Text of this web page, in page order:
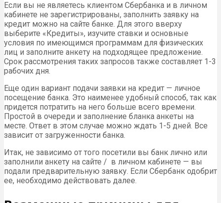
Если вы не являетесь клиентом Сбербанка и в личном
кабинете не зарегистрированы, заполнить заявку на
кредит можно на сайте банке. Для этого вверху
выберите «Кредиты», изучите ставки и основные
условия по имеющимся программам для физических
лиц и заполните анкету на подходящее предложение.
Срок рассмотрения таких запросов также составляет 1-3
рабочих дня.
Еще один вариант подачи заявки на кредит — личное
посещение банка. Это наименее удобный способ, так как
придется потратить на него больше всего времени.
Простой в очереди и заполнение бланка анкеты на
месте. Ответ в этом случае можно ждать 1-5 дней. Все
зависит от загруженности банка.
Итак, не зависимо от того посетили вы банк лично или
заполнили анкету на сайте / в личном кабинете — вы
подали предварительную заявку. Если Сбербанк одобрит
ее, необходимо действовать далее.